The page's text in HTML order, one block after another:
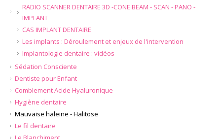
RADIO SCANNER DENTAIRE 3D -CONE BEAM - SCAN - PANO -
IMPLANT
CAS IMPLANT DENTAIRE
Les implants : Déroulement et enjeux de l'intervention
Implantologie dentaire : vidéos
Sédation Consciente
Dentiste pour Enfant
Comblement Acide Hyaluronique
Hygiène dentaire
Mauvaise haleine - Halitose
Le fil dentaire